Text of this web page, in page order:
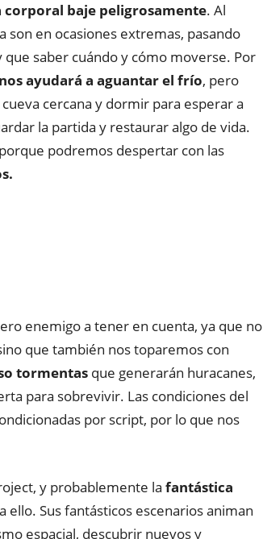
baje peligrosamente. Al
en ocasiones extremas, pasando
saber cuándo y cómo moverse. Por
ayudará a aguantar el frío, pero
cercana y dormir para esperar a
la partida y restaurar algo de vida.
podremos despertar con las
enemigo a tener en cuenta, ya que no
que también nos toparemos con
tormentas que generarán huracanes,
para sobrevivir. Las condiciones del
por script, por lo que nos
y probablemente la fantástica
ello. Sus fantásticos escenarios animan
espacial, descubrir nuevos y